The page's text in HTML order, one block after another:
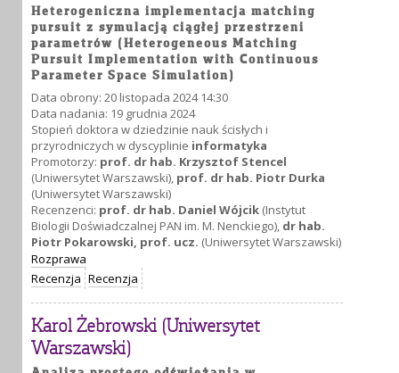
Heterogeniczna implementacja matching
pursuit z symulacją ciągłej przestrzeni
parametrów (Heterogeneous Matching
Pursuit Implementation with Continuous
Parameter Space Simulation)
Data obrony: 20 listopada 2024 14:30
Data nadania: 19 grudnia 2024
Stopień doktora w dziedzinie nauk ścisłych i
przyrodniczych w dyscyplinie informatyka
Promotorzy: prof. dr hab. Krzysztof Stencel
(Uniwersytet Warszawski), prof. dr hab. Piotr Durka
(Uniwersytet Warszawski)
Recenzenci: prof. dr hab. Daniel Wójcik (Instytut
Biologii Doświadczalnej PAN im. M. Nenckiego), dr hab.
Piotr Pokarowski, prof. ucz. (Uniwersytet Warszawski)
Rozprawa
Recenzja Recenzja
Karol Żebrowski (Uniwersytet
Warszawski)